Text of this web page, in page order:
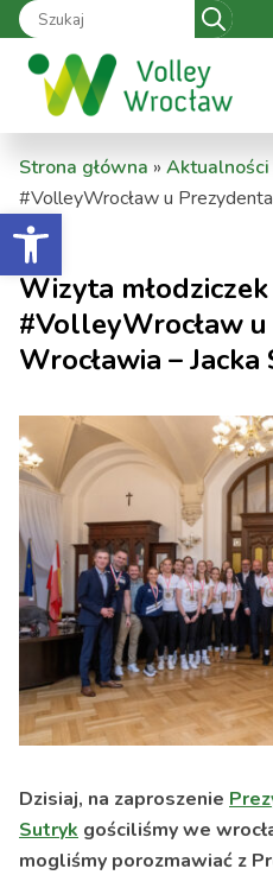
Otwórz pasek narzędzi
Search
for:
Strona główna » Aktualności
#VolleyWrocław u
Wizyta
#VolleyWrocław
Wrocławia –
Dzisiaj, na zaproszenie
Sutryk gościliśmy we
mogliśmy porozmawiać z